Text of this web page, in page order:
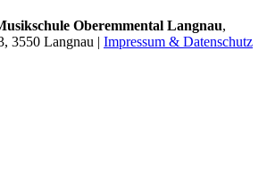
Oberemmental Langnau,
3550 Langnau | Impressum & Datenschutz